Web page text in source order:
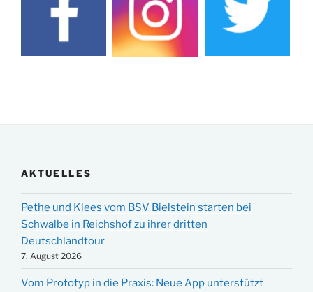
AKTUELLES
Pethe und Klees vom BSV Bielstein starten bei
Schwalbe in Reichshof zu ihrer dritten
Deutschlandtour
7. August 2026
Vom Prototyp in die Praxis: Neue App unterstützt